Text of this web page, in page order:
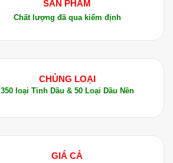
SẢN PHẨM
Chất lượng đã qua kiểm định
CHỦNG LOẠI
350 loại Tinh Dầu & 50 Loại Dầu Nền
GIÁ CẢ